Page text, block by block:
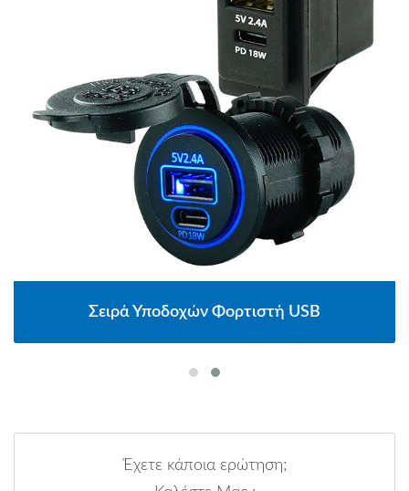
Σειρά Υποδοχών Φορτιστή USB
Έχετε κάποια ερώτηση;